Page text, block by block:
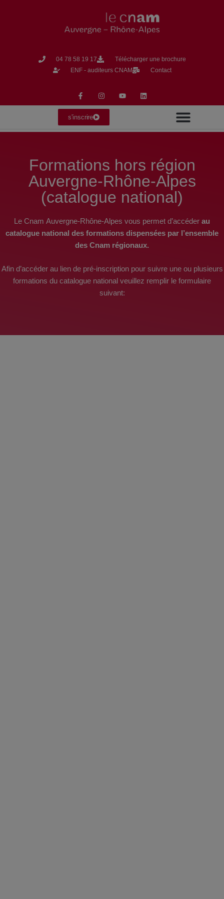
04 78 58 19 17​
Télécharger une brochure
ENF - auditeurs CNAM
Contact
s'inscrire
Formations hors région
Auvergne-Rhône-Alpes
(catalogue national)
Le Cnam Auvergne-Rhône-Alpes vous permet d’accéder au
catalogue national des formations dispensées par l’ensemble
des Cnam régionaux.
Afin d’accéder au lien de pré-inscription pour suivre une ou plusieurs
formations du catalogue national veuillez remplir le formulaire
suivant: